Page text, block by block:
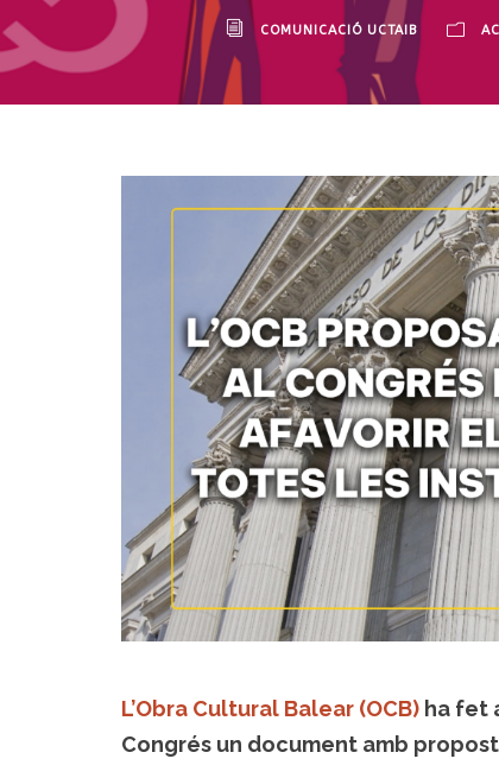
COMUNICACIÓ UCTAIB
L’Obra Cultural Balear (OCB) ha fet
Congrés un document amb